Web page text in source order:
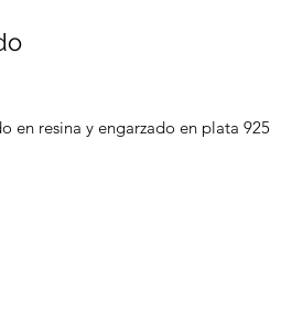
en resina y engarzado en plata 925